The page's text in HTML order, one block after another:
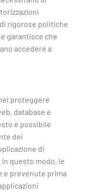
rigorose politiche
garantisce che
accedere a
proteggere
database e
è possibile
dei
di
questo modo, le
e prevenute prima